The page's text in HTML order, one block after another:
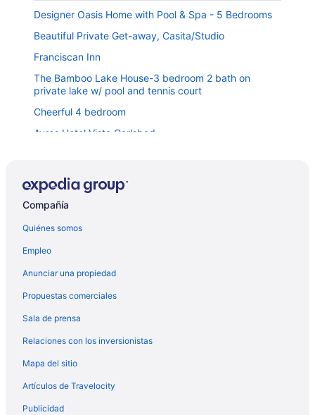
Designer Oasis Home with Pool & Spa - 5 Bedrooms
Beautiful Private Get-away, Casita/Studio
Franciscan Inn
The Bamboo Lake House-3 bedroom 2 bath on
private lake w/ pool and tennis court
Cheerful 4 bedroom
Ayres Hotel Vista Carlsbad
Casa De Norte: Your Hillside Oasis with Saltwater Pool
& Spa
Towneplace Suites by Marriott San Diego Vista
Motel 6 Vista, CA
Tropical LUXURY OASIS Pool Spa Waterfalls Grotto 8
Hyatt Place San Diego/Vista-Carlsbad
with WiFi, AC
Days Inn by Wyndham San Diego Vista
Melrose 2 BR w/ large kitchen + fireplace + patio
Compañía
Quiénes somos
Empleo
Anunciar una propiedad
Propuestas comerciales
Sala de prensa
Relaciones con los inversionistas
Mapa del sitio
Artículos de Travelocity
Publicidad